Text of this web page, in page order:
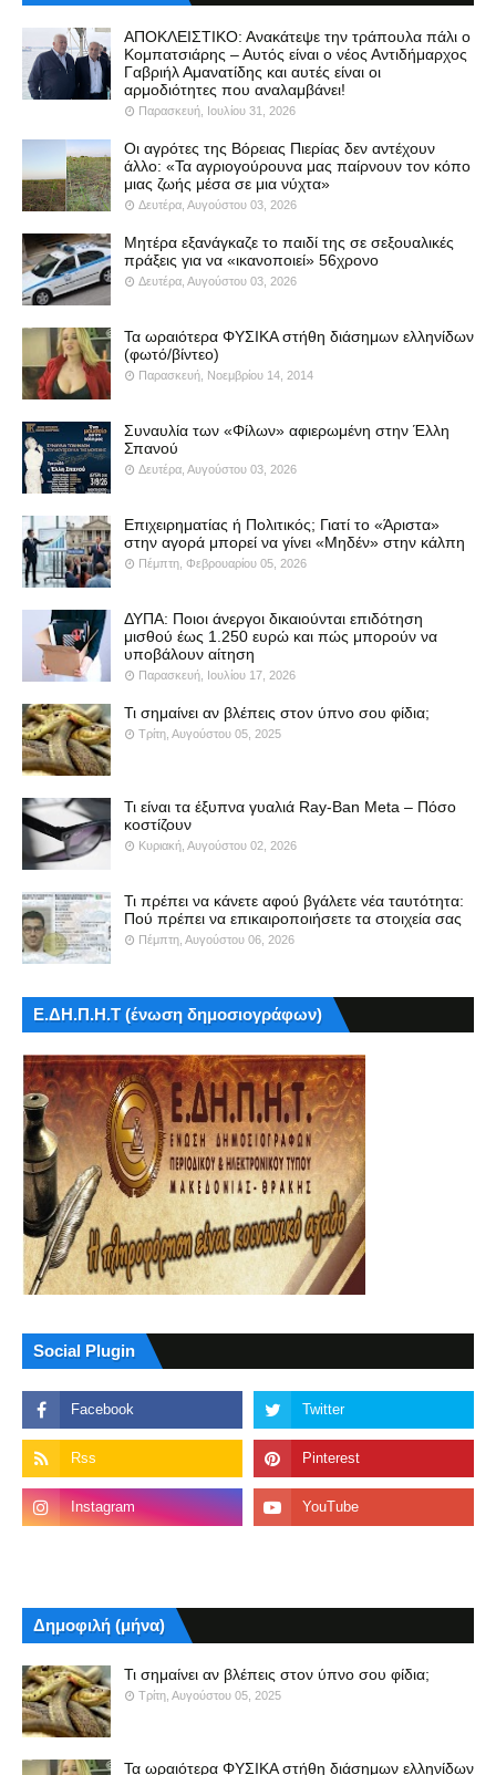
ΑΠΟΚΛΕΙΣΤΙΚΟ: Ανακάτεψε την τράπουλα πάλι ο
Κομπατσιάρης – Αυτός είναι ο νέος Αντιδήμαρχος
Γαβριήλ Αμανατίδης και αυτές είναι οι
αρμοδιότητες που αναλαμβάνει!
Παρασκευή, Ιουλίου 31, 2026
Οι αγρότες της Βόρειας Πιερίας δεν αντέχουν
άλλο: «Τα αγριογούρουνα μας παίρνουν τον κόπο
μιας ζωής μέσα σε μια νύχτα»
Δευτέρα, Αυγούστου 03, 2026
Μητέρα εξανάγκαζε το παιδί της σε σεξουαλικές
πράξεις για να «ικανοποιεί» 56χρονο
Δευτέρα, Αυγούστου 03, 2026
Τα ωραιότερα ΦΥΣΙΚΑ στήθη διάσημων ελληνίδων
(φωτό/βίντεο)
Παρασκευή, Νοεμβρίου 14, 2014
Συναυλία των «Φίλων» αφιερωμένη στην Έλλη
Σπανού
Δευτέρα, Αυγούστου 03, 2026
Επιχειρηματίας ή Πολιτικός; Γιατί το «Άριστα»
στην αγορά μπορεί να γίνει «Μηδέν» στην κάλπη
Πέμπτη, Φεβρουαρίου 05, 2026
ΔΥΠΑ: Ποιοι άνεργοι δικαιούνται επιδότηση
μισθού έως 1.250 ευρώ και πώς μπορούν να
υποβάλουν αίτηση
Παρασκευή, Ιουλίου 17, 2026
Τι σημαίνει αν βλέπεις στον ύπνο σου φίδια;
Τρίτη, Αυγούστου 05, 2025
Τι είναι τα έξυπνα γυαλιά Ray-Ban Meta – Πόσο
κοστίζουν
Κυριακή, Αυγούστου 02, 2026
Τι πρέπει να κάνετε αφού βγάλετε νέα ταυτότητα:
Πού πρέπει να επικαιροποιήσετε τα στοιχεία σας
Πέμπτη, Αυγούστου 06, 2026
Ε.ΔΗ.Π.Η.Τ (ένωση δημοσιογράφων)
Social Plugin
Δημοφιλή (μήνα)
Τι σημαίνει αν βλέπεις στον ύπνο σου φίδια;
Τρίτη, Αυγούστου 05, 2025
Τα ωραιότερα ΦΥΣΙΚΑ στήθη διάσημων ελληνίδων